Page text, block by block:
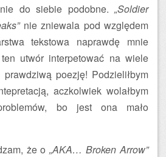
do siebie podobne. „Soldier
nie zniewala pod względem
tekstowa naprawdę mnie
utwór interpetować na wiele
poezję! Podzieliłbym
aczkolwiek wolałbym
bo jest ona mało
że o„AKA… Broken Arrow”